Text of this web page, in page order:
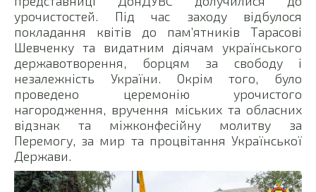
урочистостей. Під час заходу відбулося
покладання квітів до пам’ятників Тарасові
Шевченку та видатним діячам українського
державотворення, борцям за свободу і
незалежність України. Окрім того, було
проведено церемонію урочистого
нагородження, вручення міських та обласних
відзнак та міжконфесійну молитву за
Перемогу, за мир та процвітання Української
Держави.